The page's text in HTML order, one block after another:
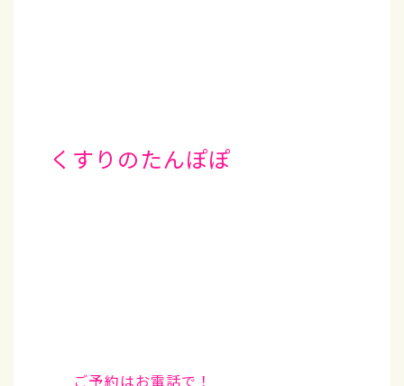
くすりのたんぽぽ
ご予約はお電話で！